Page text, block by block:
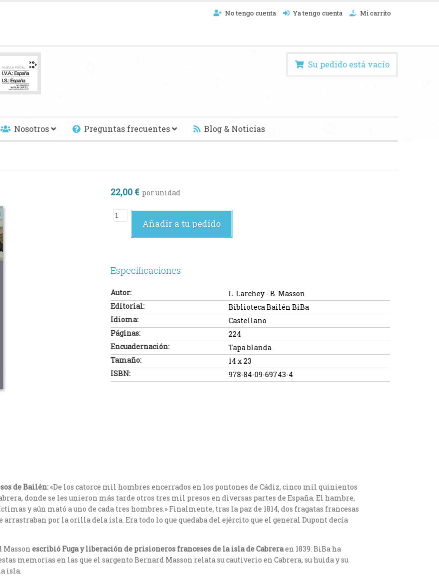
No tengo cuenta Ya tengo cuenta Mi carrito
Su pedido está vacío
Nosotros Preguntas frecuentes Blog & Noticias
22,00 € por unidad
Añadir a tu pedido
Especificaciones
Autor:
L. Larchey - B. Masson
Editorial:
Biblioteca Bailén BiBa
Idioma:
Castellano
Páginas:
224
Encuadernación:
Tapa blanda
Tamaño:
14 x 23
ISBN:
978-84-09-69743-4
de Bailén:«De los catorce mil hombres encerrados en los pontones de Cádiz, cinco mil quinientos
donde se les unieron más tarde otros tres mil presos en diversas partes de España. El hambre,
y aún mató a uno de cada tres hombres.» Finalmente, tras la paz de 1814, dos fragatas francesas
arrastraban por la orilla dela isla. Era todo lo que quedaba del ejército que el general Dupont decía
Massonescribió Fuga y liberación de prisioneros franceses de la isla de Cabreraen 1839. BiBa ha
memorias en las que el sargento Bernard Masson relata su cautiverio en Cabrera, su huida y su
isla.